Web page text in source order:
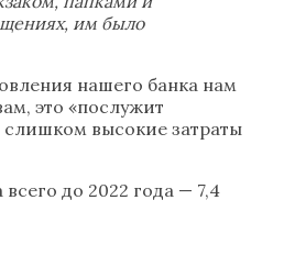
им было
нашего банка нам
это «послужит
высокие затраты
до 2022 года — 7,4